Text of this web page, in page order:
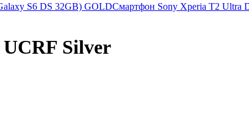
S6 DS 32GB) GOLDСмартфон Sony Xperia T2 Ultra
UCRF Silver